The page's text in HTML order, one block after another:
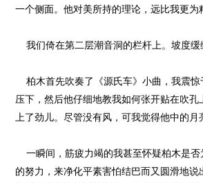
一个侧面。他对美所持的理论，远比我更
我们倚在第二层潮音洞的栏杆上。坡度缓
柏木首先吹奏了《源氏车》小曲，我震惊
压下，然后他仔细地教我如何张开贴在吹
上了劲儿。尽管没有风，可我觉得他中的月
一瞬间，筋疲力竭的我甚至怀疑柏木是否
的努力，来净化平素害怕结巴而又圆滑地